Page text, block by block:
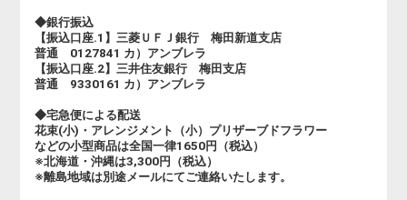
◆銀行振込
【振込口座.1】三菱ＵＦＪ銀行 梅田新道支店
普通 0127841 カ）アンブレラ
【振込口座.2】三井住友銀行 梅田支店
普通 9330161 カ）アンブレラ
◆宅急便による配送
花束(小)・アレンジメント（小）プリザーブドフラワー
などの小型商品は全国一律1650円（税込）
※北海道・沖縄は3,300円（税込）
※離島地域は別途メールにてご連絡いたします。